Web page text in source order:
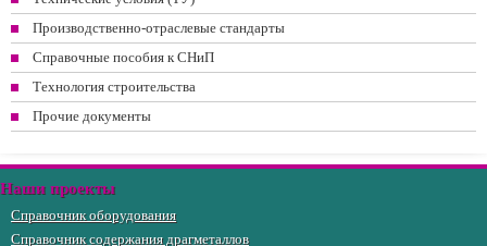
Производственно-отраслевые стандарты
Справочные пособия к СНиП
Технология строительства
Прочие документы
Наши проекты
Справочник оборудования
Справочник содержания драгметаллов